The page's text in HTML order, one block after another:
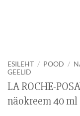
ESILEHT / POOD /
GEELID
LA ROCHE-
näokreem 40 ml